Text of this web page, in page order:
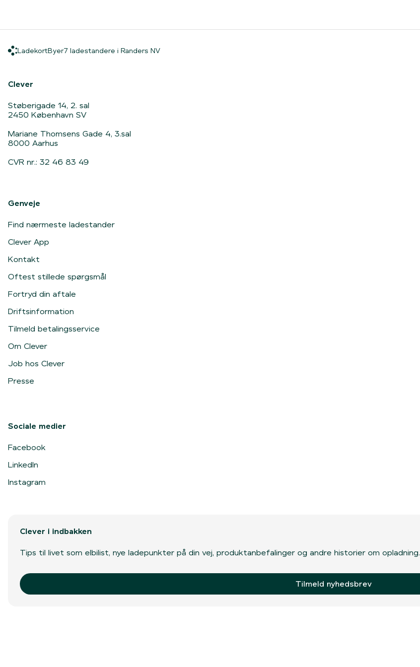
LadekortLadekort
ByerByer
7 ladestandere i Randers NV7 ladestandere i Randers NV
Clever
Støberigade 14, 2. sal
2450 København SV
Mariane Thomsens Gade 4, 3.sal
8000 Aarhus
CVR nr.: 32 46 83 49
Genveje
Find nærmeste ladestander
Clever App
Kontakt
Oftest stillede spørgsmål
Fortryd din aftale
Driftsinformation
Tilmeld betalingsservice
Om Clever
Job hos Clever
Presse
Sociale medier
Facebook
LinkedIn
Instagram
Clever i indbakken
Tips til livet som elbilist, nye ladepunkter på din vej, produktanbefalinger og andre historier om opladning.
Tilmeld nyhedsbrev